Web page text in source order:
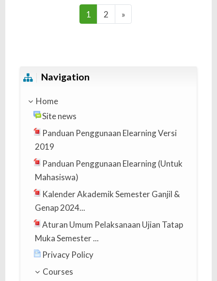
1 (current)
2 »Next
Skip Navigation
Navigation
Home
Site news
Panduan Penggunaan Elearning Versi
2019
Panduan Penggunaan Elearning (Untuk
Mahasiswa)
Kalender Akademik Semester Ganjil &
Genap 2024...
Aturan Umum Pelaksanaan Ujian Tatap
Muka Semester ...
Privacy Policy
Courses